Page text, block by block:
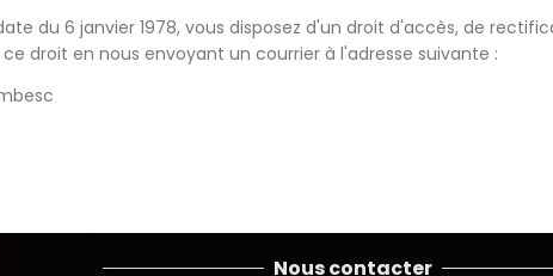
du 6 janvier 1978, vous disposez d'un droit d'accès, de
droit en nous envoyant un courrier à l'adresse suivante :
Nous contacter